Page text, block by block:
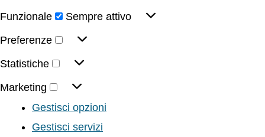
Funzionale
Sempre attivo
Preferenze
Statistiche
Marketing
Gestisci opzioni
Gestisci servizi